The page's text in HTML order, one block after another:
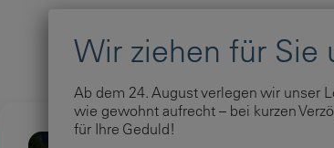
Home
Ab dem 24. August verlegen wir unser
wie gewohnt aufrecht – bei kurzen
für Ihre Geduld!